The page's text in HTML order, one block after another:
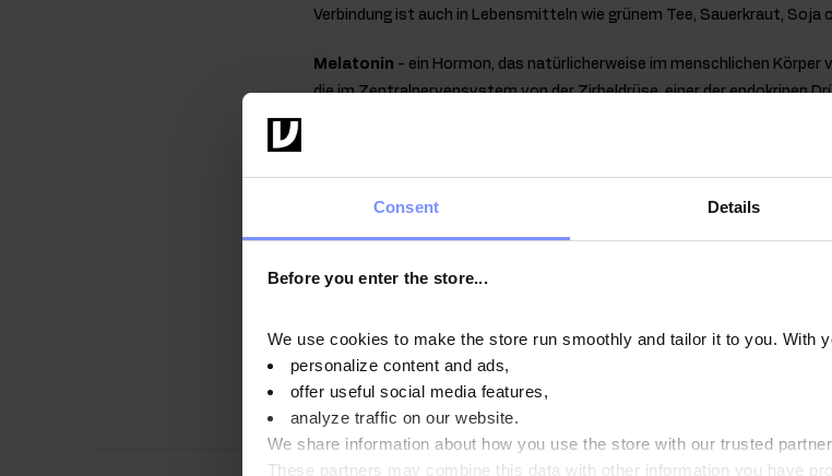
Consent Details
Before you enter the store...
We use cookies to make the store run smoothly and tailor it to you. With
personalize content and ads,
offer useful social media features,
analyze traffic on our website.
We share information about how you use the store with our trusted
These partners may combine this data with other information you have
Verbindung ist auch in Lebensmitteln wie grünem Tee, Sauerkraut, Soja
Melatonin - ein Hormon, das natürlicherweise im menschlichen
die im Zentralnervensystem von der Zirbeldrüse, einer der endokrinen
erreicht ihren Höhepunkt mitten in der Nacht, zwischen zwei und vier
Inhaltsstoffe